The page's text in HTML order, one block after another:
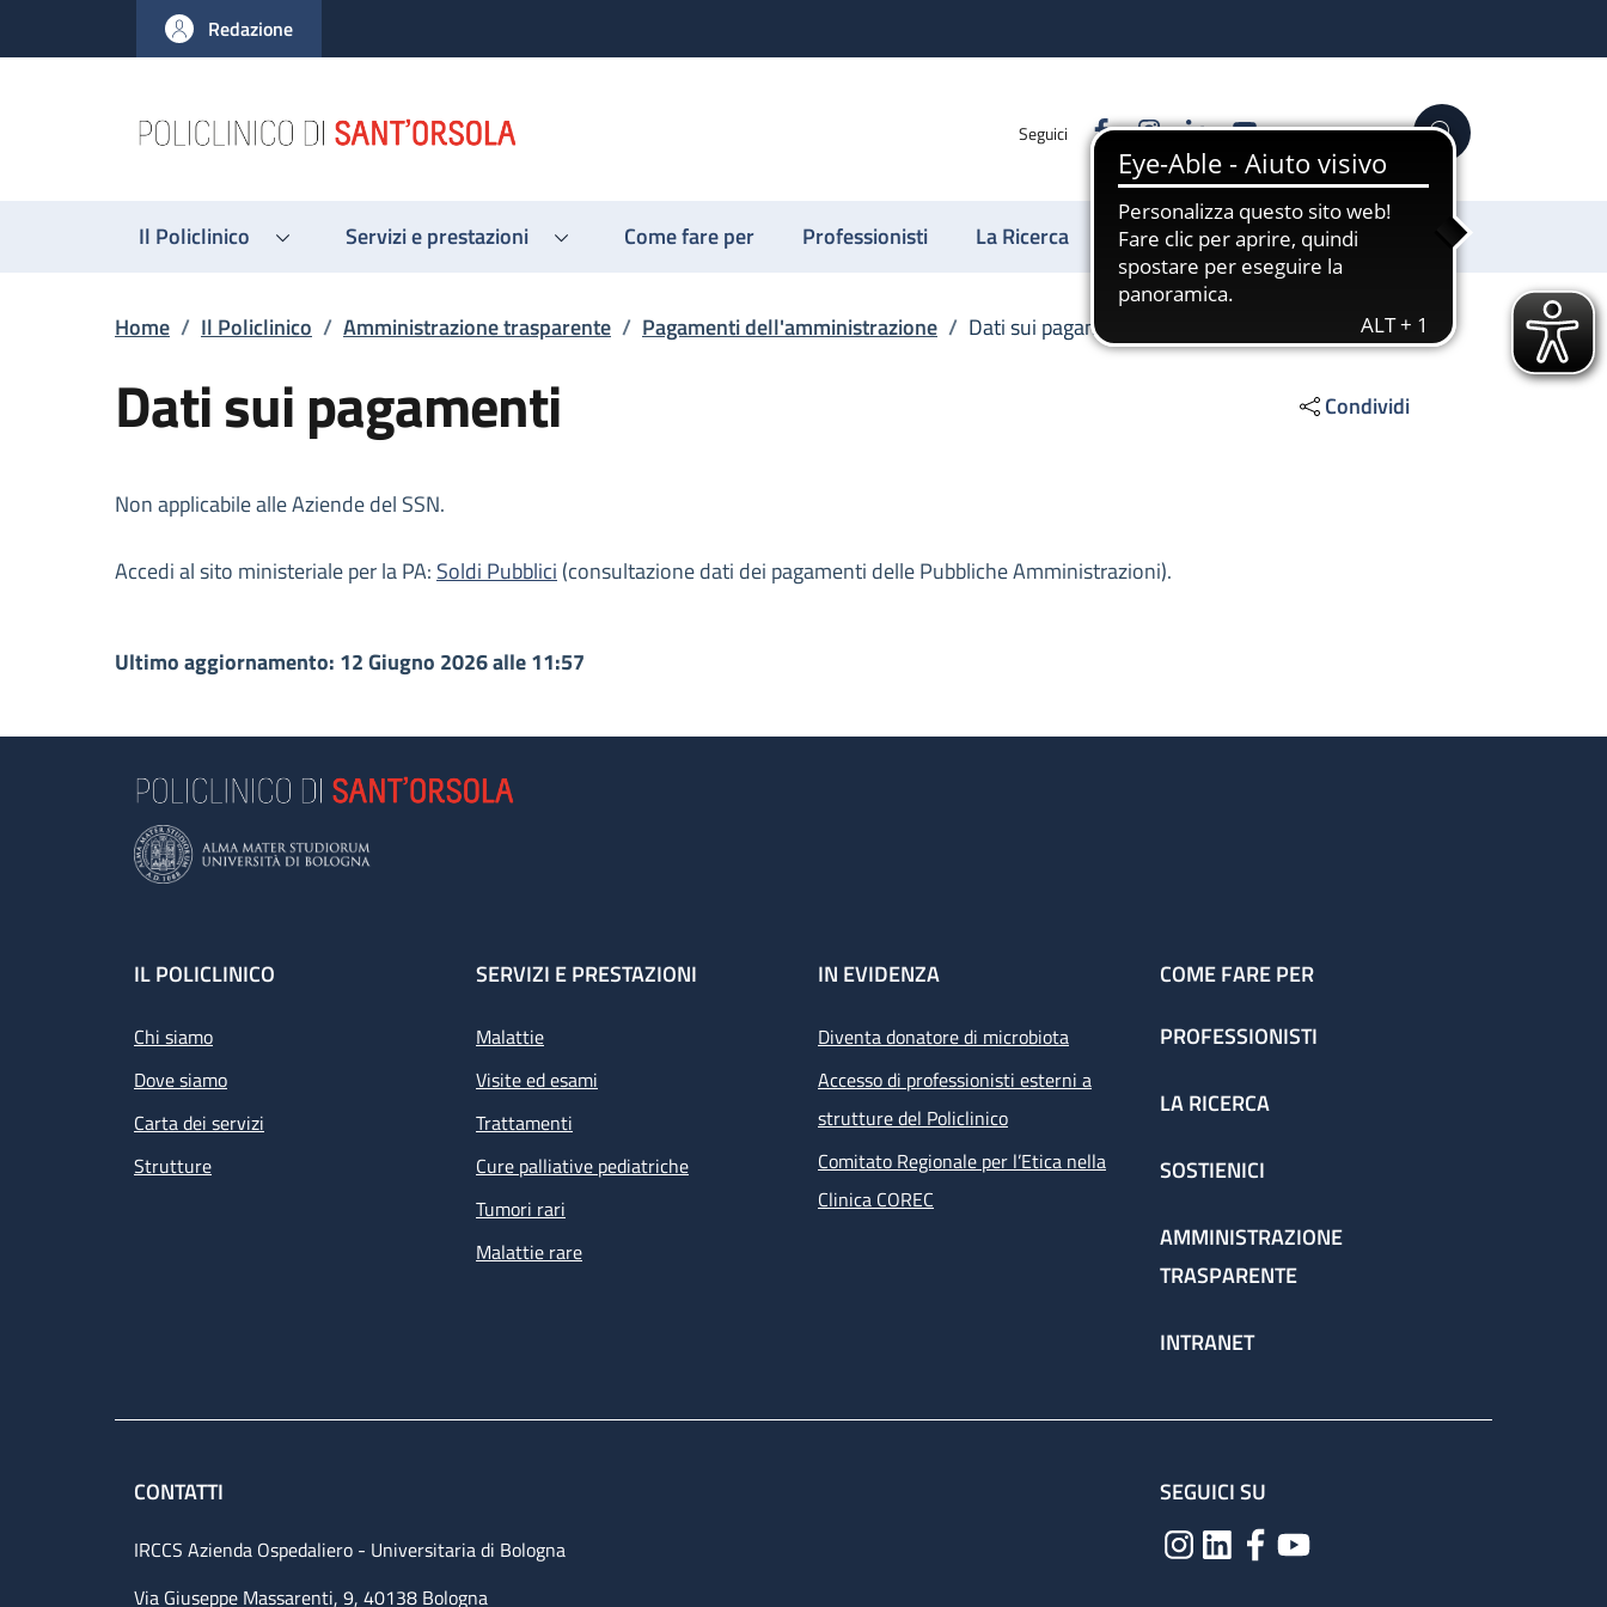
al contenuto principale
to footer content
Redazione
Seguici FacebookInstagram
LinkedinYouTube Cerca
Il Policlinico Servizi e prestazioni Come fare per Professionisti La Ricerca Sostienici
Briciole di pane
Home / Il Policlinico / Amministrazione trasparente / Pagamenti dell'amministrazione / Dati sui pagamenti
Dati sui pagamenti Condividi
Descrizione
Non applicabile alle Aziende del SSN.
Accedi al sito ministeriale per la PA: Soldi Pubblici (consultazione dati dei pagamenti delle Pubbliche Amministrazioni).
Ultimo aggiornamento: 12 Giugno 2026 alle 11:57
Footer
IL POLICLINICO
Chi siamo
Dove siamo
Carta dei servizi
Strutture
SERVIZI E PRESTAZIONI
Malattie
Visite ed esami
Trattamenti
Cure palliative pediatriche
Tumori rari
Malattie rare
IN EVIDENZA
Diventa donatore di microbiota
Accesso di professionisti esterni a
strutture del Policlinico
Comitato Regionale per l’Etica nella
Clinica COREC
COME FARE PER
PROFESSIONISTI
LA RICERCA
SOSTIENICI
AMMINISTRAZIONE
TRASPARENTE
INTRANET
CONTATTI
IRCCS Azienda Ospedaliero - Universitaria di Bologna
Via Giuseppe Massarenti, 9, 40138 Bologna
SEGUICI SU